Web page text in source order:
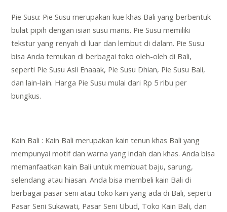
Pie Susu: Pie Susu merupakan kue khas Bali yang berbentuk
bulat pipih dengan isian susu manis. Pie Susu memiliki
tekstur yang renyah di luar dan lembut di dalam. Pie Susu
bisa Anda temukan di berbagai toko oleh-oleh di Bali,
seperti Pie Susu Asli Enaaak, Pie Susu Dhian, Pie Susu Bali,
dan lain-lain. Harga Pie Susu mulai dari Rp 5 ribu per
bungkus.
Kain Bali : Kain Bali merupakan kain tenun khas Bali yang
mempunyai motif dan warna yang indah dan khas. Anda bisa
memanfaatkan kain Bali untuk membuat baju, sarung,
selendang atau hiasan. Anda bisa membeli kain Bali di
berbagai pasar seni atau toko kain yang ada di Bali, seperti
Pasar Seni Sukawati, Pasar Seni Ubud, Toko Kain Bali, dan